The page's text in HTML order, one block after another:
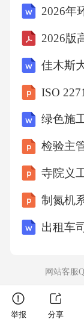
期延误、投
超过2000万
在。本次共
问题总数的
中8个项目
应当公开招
公开招标，
成多个专业
项目存在围
单位工商信
误都一致，
绿色施
检验主
寺院义
制氮机
出租车
网站客服
举报 分享